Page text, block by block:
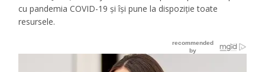
cu pandemia COVID-19 și își pune la dispoziție toate
resursele.